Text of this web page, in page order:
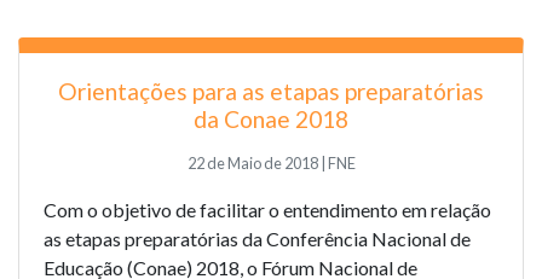
Orientações para as etapas preparatórias
da Conae 2018
22 de Maio de 2018 | FNE
Com o objetivo de facilitar o entendimento em relação
as etapas preparatórias da Conferência Nacional de
Educação (Conae) 2018, o Fórum Nacional de